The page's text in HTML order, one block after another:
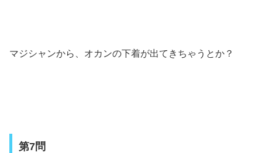
マジシャンから、オカンの下着が出てきちゃうとか？
第7問